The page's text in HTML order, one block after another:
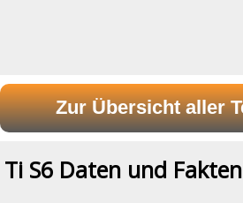
Ti S6 Daten und Fakten